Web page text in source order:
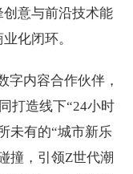
意与前沿技术能
化闭环。
字内容合作伙伴，
打造线下“24小时
未有的“城市新乐
撞，引领Z世代潮